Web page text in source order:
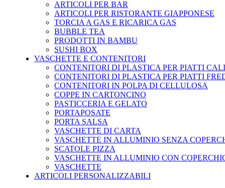
ARTICOLI PER BAR
ARTICOLI PER RISTORANTE GIAPPONESE
TORCIA A GAS E RICARICA GAS
BUBBLE TEA
PRODOTTI IN BAMBU
SUSHI BOX
VASCHETTE E CONTENITORI
CONTENITORI DI PLASTICA PER PIATTI
CONTENITORI DI PLASTICA PER PIATTI
CONTENITORI IN POLPA DI CELLULOSA
COPPE IN CARTONCINO
PASTICCERIA E GELATO
PORTAPOSATE
PORTA SALSA
VASCHETTE DI CARTA
VASCHETTE IN ALLUMINIO SENZA
SCATOLE PIZZA
VASCHETTE IN ALLUMINIO CON
VASCHETTE
ARTICOLI PERSONALIZZABILI